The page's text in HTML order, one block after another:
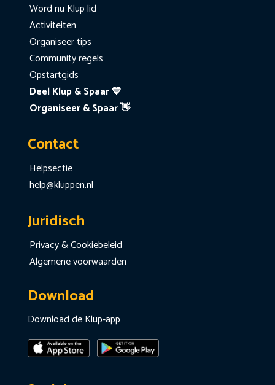
Word nu Klup lid
Activiteiten
Organiseer tips
Community regels
Opstartgids
Deel Klup & Spaar 💙
Organiseer & Spaar 👋
Contact
Helpsectie
help@kluppen.nl
Juridisch
Privacy & Cookiebeleid
Algemene voorwaarden
Download
Download de Klup-app